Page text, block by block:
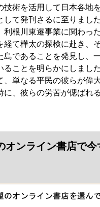
技術を活用して日本各地
して発刊さるに至りまし
利根川東遷事業に関わっ
経て樺太の探検に赴き、
島であることを発見し、
ことを明らかにしました
単なる平民の彼らが偉
、彼らの労苦が偲ばれ
オンライン書店で